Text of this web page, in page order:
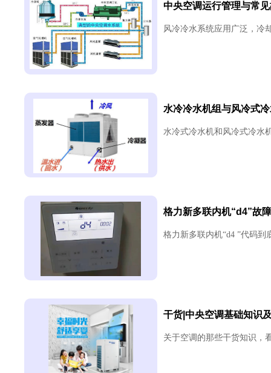
中央空调运行管理与常
风冷冷水系统应用广泛，冷
水冷冷水机组与风冷式
水冷式冷水机和风冷式冷水
格力新多联内机“d4”故
格力新多联内机“d4 ”代码到
干货|中央空调基础知识
关于空调的那些干货知识，